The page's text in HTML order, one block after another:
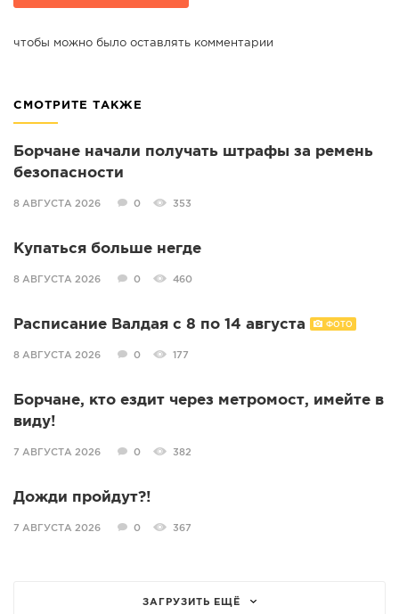
чтобы можно было оставлять комментарии
СМОТРИТЕ ТАКЖЕ
Борчане начали получать штрафы за ремень
безопасности
8 АВГУСТА 2026 0 353
Купаться больше негде
8 АВГУСТА 2026 0 460
Расписание Валдая с 8 по 14 августа ФОТО
8 АВГУСТА 2026 0 177
Борчане, кто ездит через метромост, имейте в
виду!
7 АВГУСТА 2026 0 382
Дожди пройдут?!
7 АВГУСТА 2026 0 367
ЗАГРУЗИТЬ ЕЩЁ